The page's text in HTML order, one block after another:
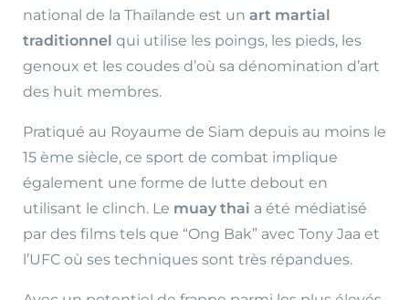
national de la Thaïlande est un art martial
traditionnel qui utilise les poings, les pieds, les
genoux et les coudes d’où sa dénomination d’art
des huit membres.
Pratiqué au Royaume de Siam depuis au moins le
15 ème siècle, ce sport de combat implique
également une forme de lutte debout en
utilisant le clinch. Le muay thai a été médiatisé
par des films tels que “Ong Bak” avec Tony Jaa et
l’UFC où ses techniques sont très répandues.